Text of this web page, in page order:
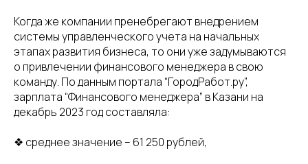
Когда же компании пренебрегают внедрением
системы управленческого учета на начальных
этапах развития бизнеса, то они уже задумываются
о привлечении финансового менеджера в свою
команду. По данным портала “ГородРабот.ру”,
зарплата “Финансового менеджера” в Казани на
декабрь 2023 год составляла:
❖ среднее значение – 61 250 рублей,